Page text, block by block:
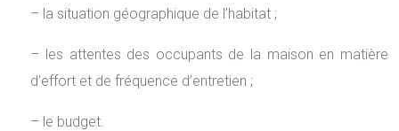
– la situation géographique de l’habitat ;
– les attentes des occupants de la maison en matière
d’effort et de fréquence d’entretien ;
– le budget.